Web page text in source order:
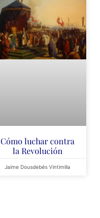
Cómo luchar contra
la Revolución
Jaime Dousdebés Vintimilla